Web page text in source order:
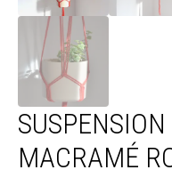
MACRAMÉ